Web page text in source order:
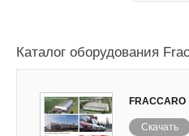
Каталог оборудования
FRACCARO
Скачать